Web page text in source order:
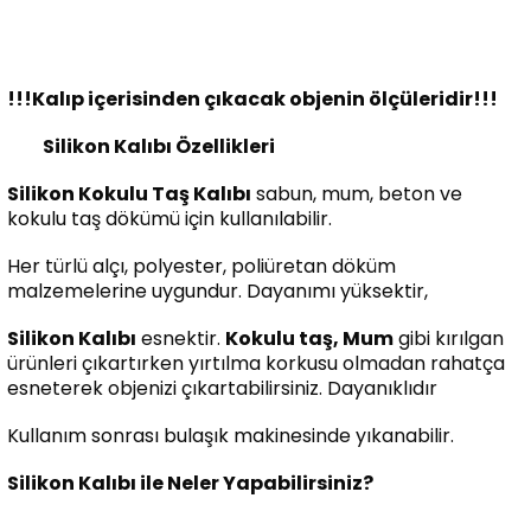
!!!Kalıp içerisinden çıkacak objenin ölçüleridir!!!
Silikon Kalıbı Özellikleri
Silikon Kokulu Taş Kalıbı sabun, mum, beton ve
kokulu taş dökümü için kullanılabilir.
Her türlü alçı, polyester, poliüretan döküm
malzemelerine uygundur. Dayanımı yüksektir,
Silikon Kalıbı esnektir. Kokulu taş, Mumgibi kırılgan
ürünleri çıkartırken yırtılma korkusu olmadan rahatça
esneterek objenizi çıkartabilirsiniz. Dayanıklıdır
Kullanım sonrası bulaşık makinesinde yıkanabilir.
Silikon Kalıbı ile Neler Yapabilirsiniz?